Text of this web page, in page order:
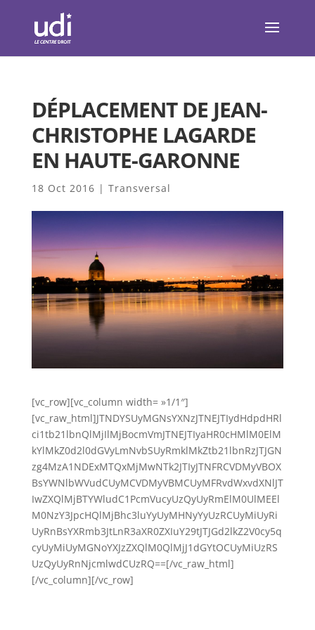
DÉPLACEMENT DE JEAN-
CHRISTOPHE LAGARDE
EN HAUTE-GARONNE
18 Oct 2016 | Transversal
[vc_row][vc_column width= »1/1″]
[vc_raw_html]JTNDYSUyMGNsYXNzJTNEJTIydHdpdHRl
ci1tb21lbnQlMjIlMjBocmVmJTNEJTIyaHR0cHMlM0ElM
kYlMkZ0d2l0dGVyLmNvbSUyRmklMkZtb21lbnRzJTJGN
zg4MzA1NDExMTQxMjMwNTk2JTIyJTNFRCVDMyVBOX
BsYWNlbWVudCUyMCVDMyVBMCUyMFRvdWxvdXNlJT
IwZXQlMjBTYWludC1PcmVucyUzQyUyRmElM0UlMEEl
M0NzY3JpcHQlMjBhc3luYyUyMHNyYyUzRCUyMiUyRi
UyRnBsYXRmb3JtLnR3aXR0ZXIuY29tJTJGd2lkZ2V0cy5q
cyUyMiUyMGNoYXJzZXQlM0QlMjJ1dGYtOCUyMiUzRS
UzQyUyRnNjcmlwdCUzRQ==[/vc_raw_html]
[/vc_column][/vc_row]